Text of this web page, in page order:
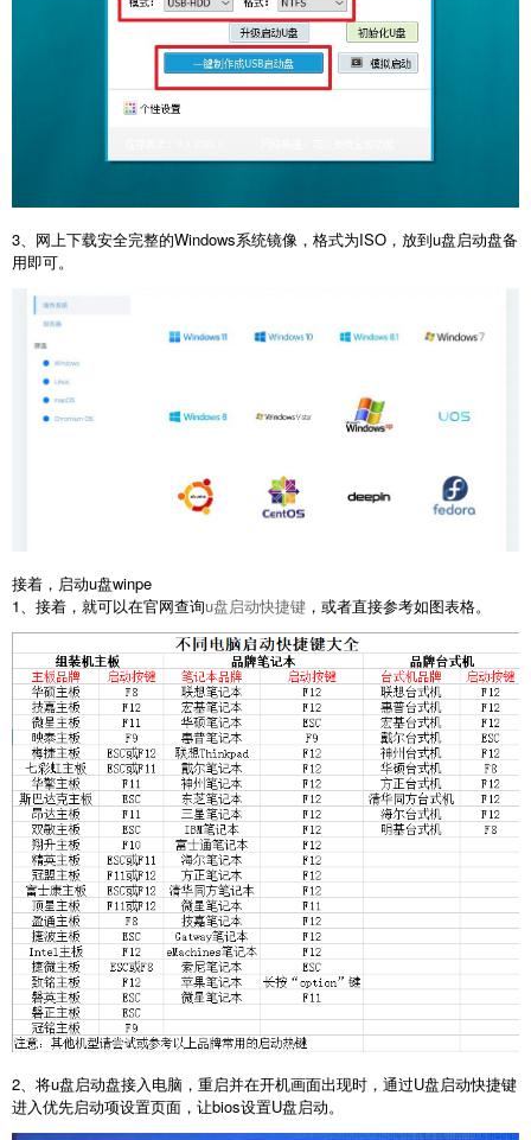
3、网上下载安全完整的Windows系统镜像，格式为ISO，放到u盘启动盘备
用即可。
接着，启动u盘winpe
1、接着，就可以在官网查询u盘启动快捷键 ，或者直接参考如图表格。
2、将u盘启动盘接入电脑，重启并在开机画面出现时，通过U盘启动快捷键
进入优先启动项设置页面，让bios设置U盘启动。